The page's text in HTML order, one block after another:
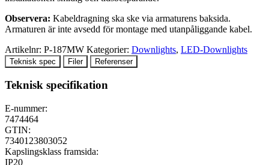
Observera: Kabeldragning ska ske via armaturens baksida.
Armaturen är inte avsedd för montage med utanpåliggande kabel.
Artikelnr: P-187MW Kategorier: Downlights, LED-Downlights
Teknisk spec Filer Referenser
Teknisk specifikation
E-nummer:
7474464
GTIN:
7340123803052
Kapslingsklass framsida:
IP20